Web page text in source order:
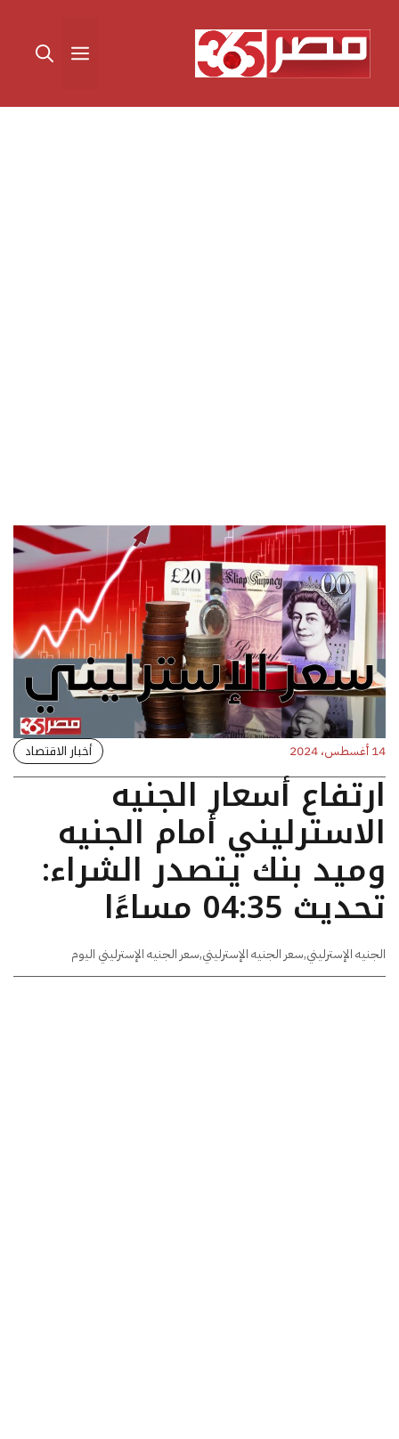
المحتوى القائمة
14 أغسطس، 2024 أخبار الاقتصاد
ارتفاع أسعار الجنيه
الاسترليني أمام الجنيه
وميد بنك يتصدر الشراء:
تحديث 04:35 مساءًا
الجنيه الإسترليني,سعر الجنيه الإسترليني,سعر الجنيه الإسترليني اليوم